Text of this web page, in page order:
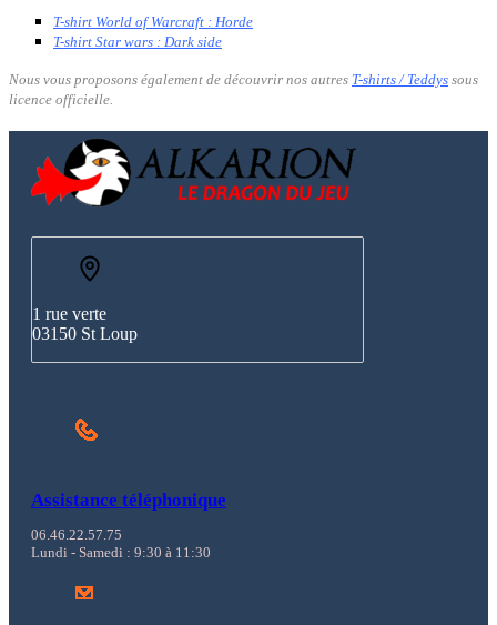
T-shirt World of Warcraft : Horde
T-shirt Star wars : Dark side
Nous vous proposons également de découvrir nos autres T-shirts / Teddys sous
licence officielle.
1 rue verte
03150 St Loup
Assistance téléphonique
06.46.22.57.75
Lundi - Samedi : 9:30 à 11:30